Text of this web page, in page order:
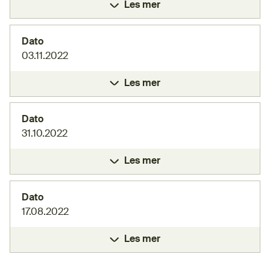
Les mer
Dato
03.11.2022
Les mer
Dato
31.10.2022
Les mer
Dato
17.08.2022
Les mer